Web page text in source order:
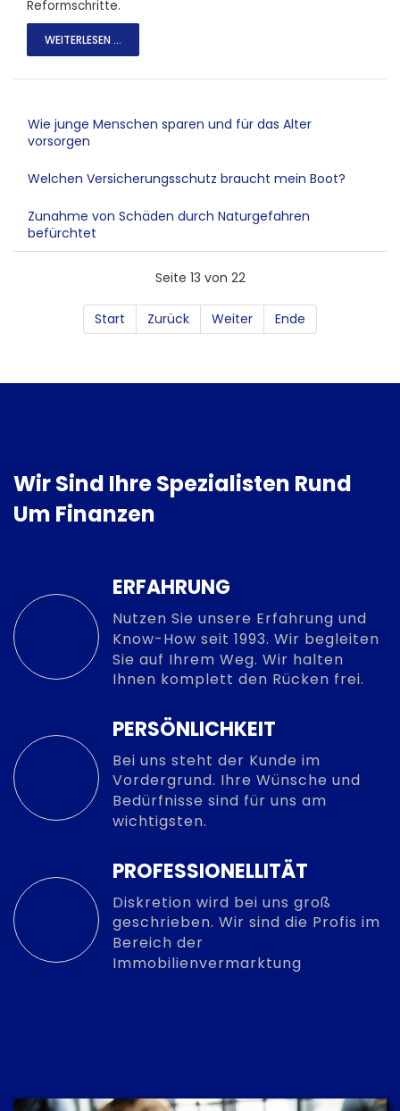
Reformschritte.
WEITERLESEN ...
Wie junge Menschen sparen und für das Alter
vorsorgen
Welchen Versicherungsschutz braucht mein Boot?
Zunahme von Schäden durch Naturgefahren
befürchtet
Seite 13 von 22
Start Zurück Weiter Ende
Wir Sind Ihre Spezialisten Rund
Um Finanzen
ERFAHRUNG
Nutzen Sie unsere Erfahrung und
Know-How seit 1993. Wir begleiten
Sie auf Ihrem Weg. Wir halten
Ihnen komplett den Rücken frei.
PERSÖNLICHKEIT
Bei uns steht der Kunde im
Vordergrund. Ihre Wünsche und
Bedürfnisse sind für uns am
wichtigsten.
PROFESSIONELLITÄT
Diskretion wird bei uns groß
geschrieben. Wir sind die Profis im
Bereich der
Immobilienvermarktung